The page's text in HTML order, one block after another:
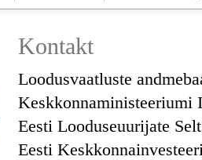
Kontakt
Loodusvaatluste
Keskkonnaministeeriumi
Eesti Looduseuurijate
Eesti